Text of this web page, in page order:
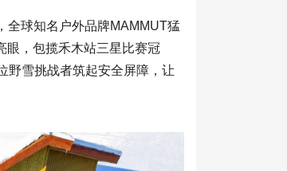
全球知名户外品牌MAMMUT猛
，包揽禾木站三星比赛冠
野雪挑战者筑起安全屏障，让